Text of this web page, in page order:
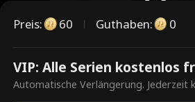
Dies ist eine
Episode. Bitte
Preis: 60 Guthaben: 0
VIP: Alle Serien kostenlos
Automatische Verlängerung. Jederzeit